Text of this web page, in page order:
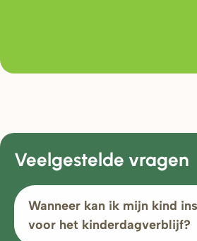
Veelgestelde vragen
Wanneer kan ik mijn kind
voor het kinderdagverblijf?